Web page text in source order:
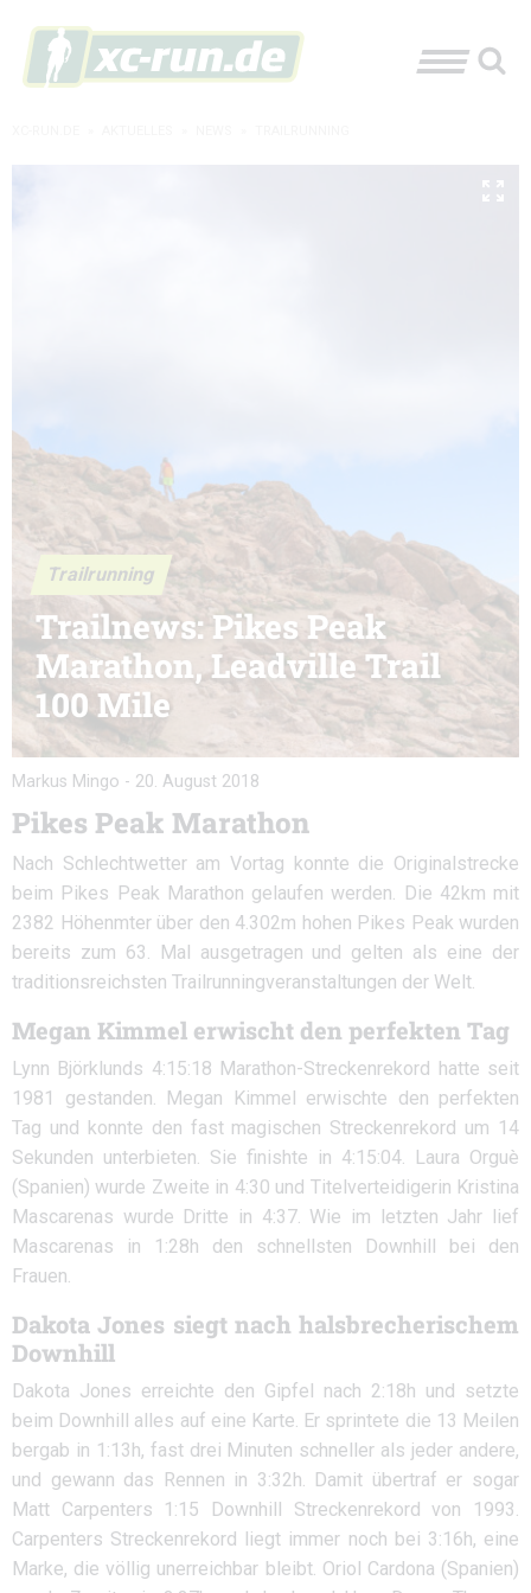
Trailrunning
Trailnews: Pikes Peak
Marathon, Leadville Trail
100 Mile
Markus Mingo - 20. August 2018
Pikes Peak Marathon
Nach Schlechtwetter am Vortag konnte die Originalstrecke
beim Pikes Peak Marathon gelaufen werden. Die 42km mit
2382 Höhenmter über den 4.302m hohen Pikes Peak wurden
bereits zum 63. Mal ausgetragen und gelten als eine der
traditionsreichsten Trailrunningveranstaltungen der Welt.
Megan Kimmel erwischt den perfekten Tag
Lynn Björklunds 4:15:18 Marathon-Streckenrekord hatte seit
1981 gestanden. Megan Kimmel erwischte den perfekten
Tag und konnte den fast magischen Streckenrekord um 14
Sekunden unterbieten. Sie finishte in 4:15:04. Laura Orguè
(Spanien) wurde Zweite in 4:30 und Titelverteidigerin Kristina
Mascarenas wurde Dritte in 4:37. Wie im letzten Jahr lief
Mascarenas in 1:28h den schnellsten Downhill bei den
Frauen.
Dakota Jones siegt nach halsbrecherischem
Downhill
Dakota Jones erreichte den Gipfel nach 2:18h und setzte
beim Downhill alles auf eine Karte. Er sprintete die 13 Meilen
bergab in 1:13h, fast drei Minuten schneller als jeder andere,
und gewann das Rennen in 3:32h. Damit übertraf er sogar
Matt Carpenters 1:15 Downhill Streckenrekord von 1993.
Carpenters Streckenrekord liegt immer noch bei 3:16h, eine
Marke, die völlig unerreichbar bleibt. Oriol Cardona (Spanien)